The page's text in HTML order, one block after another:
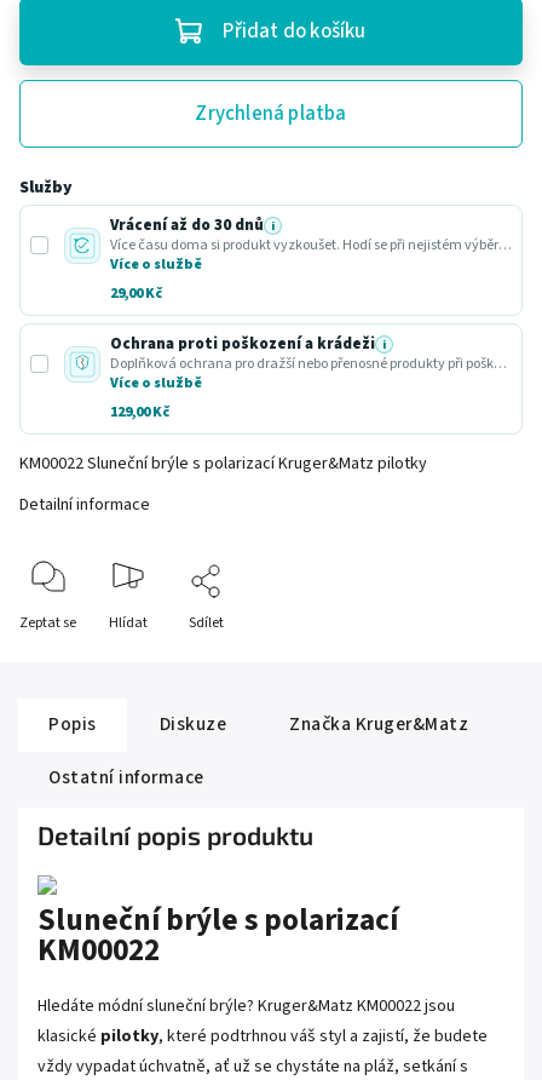
Přidat do košíku
Zrychlená platba
Služby
Vrácení až do 30 dnů i
Více času doma si produkt vyzkoušet. Hodí se při nejistém výběru nebo dárku.
Více o službě
29,00 Kč
Ochrana proti poškození a krádeži i
Doplňková ochrana pro dražší nebo přenosné produkty při poškození nebo krádeži.
Více o službě
129,00 Kč
KM00022 Sluneční brýle s polarizací Kruger&Matz pilotky
Detailní informace
Zeptat se Hlídat Sdílet
Popis Diskuze Značka Kruger&Matz
Ostatní informace
Detailní popis produktu
Sluneční brýle s polarizací
KM00022
Hledáte módní sluneční brýle? Kruger&Matz KM00022 jsou
klasické pilotky, které podtrhnou váš styl a zajistí, že budete
vždy vypadat úchvatně, ať už se chystáte na pláž, setkání s